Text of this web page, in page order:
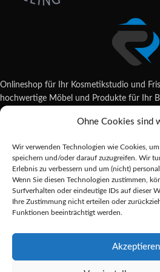
Ohne Cookies sind
Wir verwenden Technologien wie Cookies,
speichern und/oder darauf zuzugreifen. Wir
Erlebnis zu verbessern und um (nicht)
Wenn Sie diesen Technologien zustimmen,
Surfverhalten oder eindeutige IDs auf dieser
Ihre Zustimmung nicht erteilen oder
Funktionen beeinträchtigt werden.
Akzeptieren
Onlineshop für Ihr Kosmetikstudio und
hochwertige Möbel und Produkte für Ihr
Wildsachsener Str. 6, 65207 Wiesbaden
shop@reda-shop.de
REDA SHOP - Hochwertige
Alle Preise inkl. der
Die durchgestrichenen Preise entsprechen
Online-Shop.